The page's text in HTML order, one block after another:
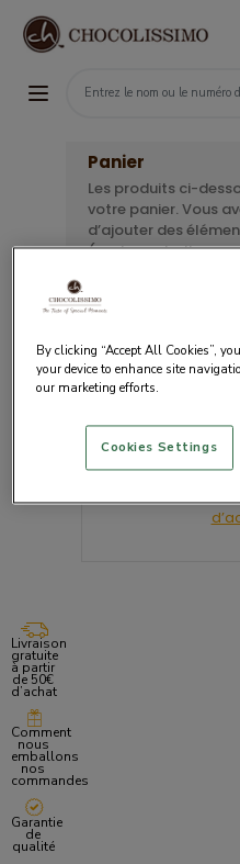
Panier
Les produits ci-
votre panier. Vous
d’ajouter des
(carte, emballage,
de paiement souhaité.
Nous vous invitons
Livraison
gratuite
à partir
de 50€
d’achat
Comment
nous
emballons
nos
commandes
Garantie
de
qualité
By clicking “Accept All Cookies”,
your device to enhance site
our marketing efforts.
Cookies Settings